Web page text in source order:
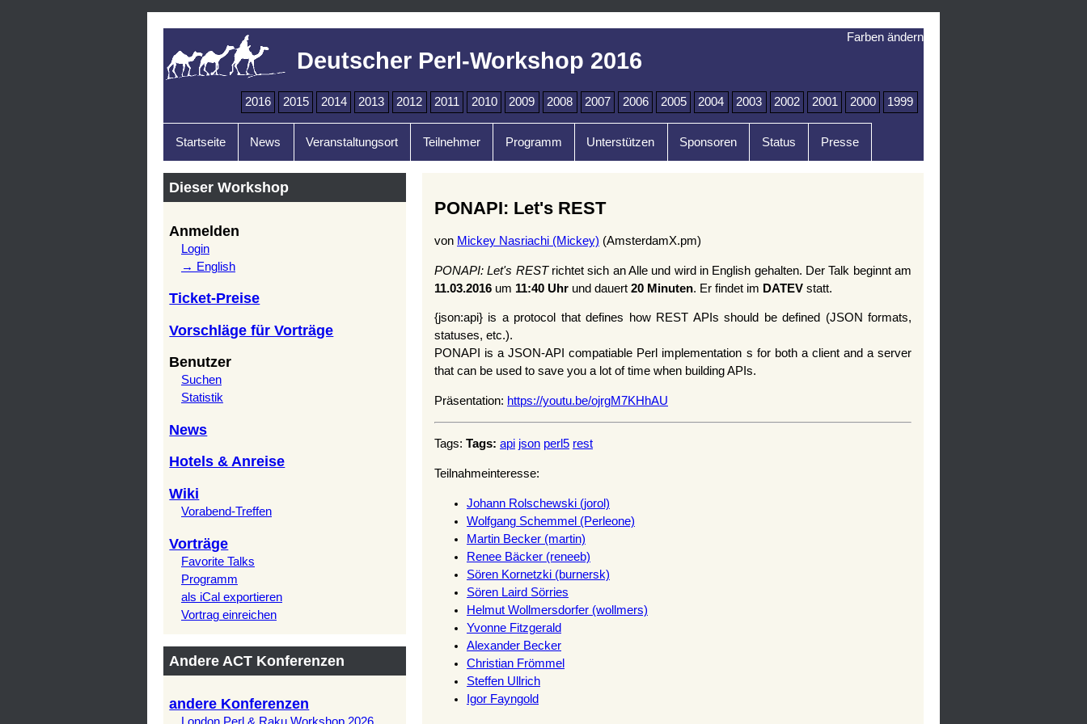
Deutscher Perl-Workshop 2016
2016 2015 2014 2013 2012 2011 2010 2009 2008 2007 2006 2005 2004 2003 2002 2001 2000 1999
Startseite News Veranstaltungsort Teilnehmer Programm Unterstützen Sponsoren Status Presse
Farben ändern
Dieser Workshop
Anmelden
Login
→ English
Ticket-Preise
Vorschläge für Vorträge
Benutzer
Suchen
Statistik
News
Hotels & Anreise
Wiki
Vorabend-Treffen
Vorträge
Favorite Talks
Programm
als iCal exportieren
Vortrag einreichen
Andere ACT Konferenzen
andere Konferenzen
PONAPI: Let's REST
von Mickey Nasriachi (‎Mickey‎) (AmsterdamX.pm)
PONAPI: Let's RESTrichtet sich an Alle und wird in English gehalten. Der Talk beginnt am
11.03.2016 um 11:40 Uhr und dauert 20 Minuten. Er findet im DATEV statt.
{json:api} is a protocol that defines how REST APIs should be defined (JSON formats,
statuses, etc.).
PONAPI is a JSON-API compatiable Perl implementation s for both a client and a server
that can be used to save you a lot of time when building APIs.
Präsentation: https://youtu.be/ojrgM7KHhAU
Tags: Tags: api json perl5 rest
Teilnahmeinteresse:
Johann Rolschewski (‎jorol‎)
Wolfgang Schemmel (‎Perleone‎)
Martin Becker (‎martin‎)
Renee Bäcker (‎reneeb‎)
Sören Kornetzki (‎burnersk‎)
Sören Laird Sörries
Helmut Wollmersdorfer (‎wollmers‎)
Yvonne Fitzgerald
Alexander Becker
Christian Frömmel
Steffen Ullrich
Igor Fayngold